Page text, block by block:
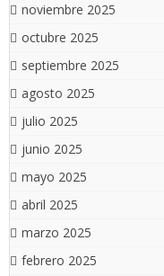
noviembre 2025
octubre 2025
septiembre 2025
agosto 2025
julio 2025
junio 2025
mayo 2025
abril 2025
marzo 2025
febrero 2025